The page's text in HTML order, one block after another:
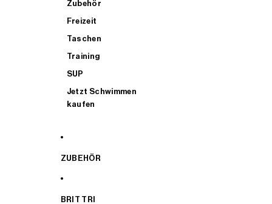
Zubehör
Freizeit
Taschen
Training
SUP
Jetzt Schwimmen
kaufen
ZUBEHÖR
BRIT TRI